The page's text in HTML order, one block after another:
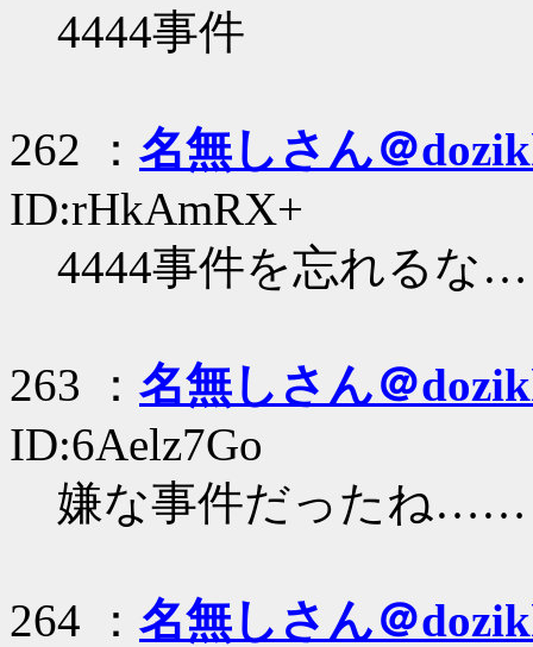
4444事件
262 ： 名無しさん＠
ID:rHkAmRX+
4444事件を忘れるな…
263 ： 名無しさん＠
ID:6Aelz7Go
嫌な事件だったね……
264 ： 名無しさん＠